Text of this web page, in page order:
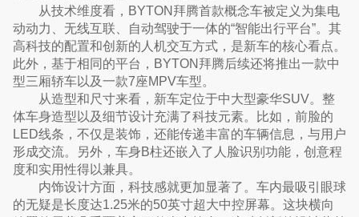
从技术维度看，BYTON拜腾首款概念车被定义为集电
动动力、无线互联、自动驾驶于一体的“智能出行平台”。其
高科技的配置和创新的人机交互方式，是新车的核心看点。
此外，基于相同的平台，BYTON拜腾后续还将推出一款中
型三厢轿车以及一款7座MPV车型。
从造型和尺寸来看，新车定位于中大型豪华SUV。整
体车身造型以及细节设计充满了科技元素。比如，前脸的
LED线条，不仅是装饰，还能传递丰富的车辆信息，与用户
形成交流。另外，车身B柱还嵌入了人脸识别功能，创意程
度和实用性得以兼具。
内饰设计方面，科技感就更加显著了。车内最吸引眼球
的无疑是长度达1.25米的50英寸超大中控屏幕。这块横向